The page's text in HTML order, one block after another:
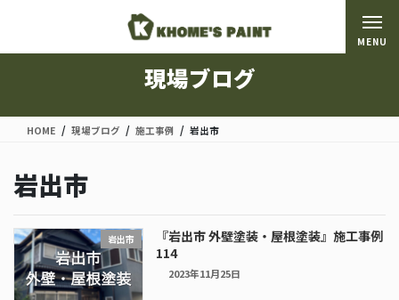
移
ン
現場ブログ
HOME 現場ブログ 施工事例 岩出市
岩出市
岩出市
『岩出市 外壁塗装・屋根塗装』施工事例
114
2023年11月25日
MENU